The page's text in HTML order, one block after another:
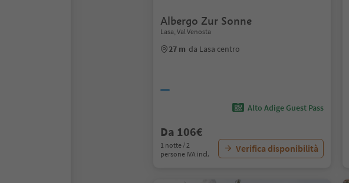
Albergo Zur Sonne
Lasa, Val Venosta
27 m da Lasa centro
Alto Adige Guest Pass
Da 106€
1 notte / 2
persone IVA incl.
Verifica disponibilità